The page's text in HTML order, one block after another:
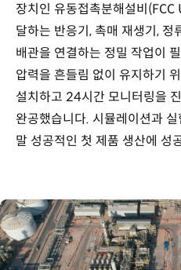
장치인 유동접촉분해설비(FCC
달하는 반응기, 촉매 재생기, 정
배관을 연결하는 정밀 작업이
압력을 흔들림 없이 유지하기
설치하고 24시간 모니터링을
완공했습니다. 시뮬레이션과
말 성공적인 첫 제품 생산에 성